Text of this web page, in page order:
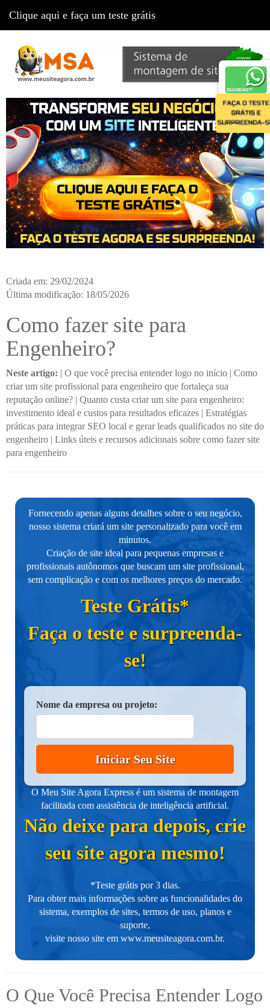
Criada em: 29/02/2024
Última modificação: 18/05/2026
Como fazer site para
Engenheiro?
Neste artigo: | O que você precisa entender logo no início | Como
criar um site profissional para engenheiro que fortaleça sua
reputação online? | Quanto custa criar um site para engenheiro:
investimento ideal e custos para resultados eficazes | Estratégias
práticas para integrar SEO local e gerar leads qualificados no site do
engenheiro | Links úteis e recursos adicionais sobre como fazer site
para engenheiro
Fornecendo apenas alguns detalhes sobre o seu negócio,
nosso sistema criará um site personalizado para você em
minutos.
Criação de site ideal para pequenas empresas e
profissionais autônomos que buscam um site profissional,
sem complicação e com os melhores preços do mercado.
Teste Grátis*
Faça o teste e surpreenda-
se!
Nome da empresa ou projeto:
Iniciar Seu Site
O Meu Site Agora Express é um sistema de montagem
facilitada com assistência de inteligência artificial.
Não deixe para depois, crie
seu site agora mesmo!
*Teste grátis por 3 dias.
Para obter mais informações sobre as funcionalidades do
sistema, exemplos de sites, termos de uso, planos e
suporte,
visite nosso site em www.meusiteagora.com.br.
O Que Você Precisa Entender Logo
Clique aqui e faça um teste grátis